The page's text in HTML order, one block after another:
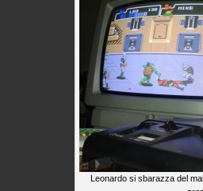
Leonardo si sbarazza del